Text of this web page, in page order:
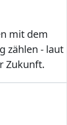
mit dem
zählen - laut
Zukunft.